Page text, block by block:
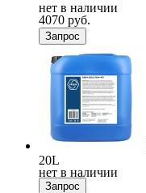
нет в наличии
4070 руб.
Запрос
20L
нет в наличии
Запрос